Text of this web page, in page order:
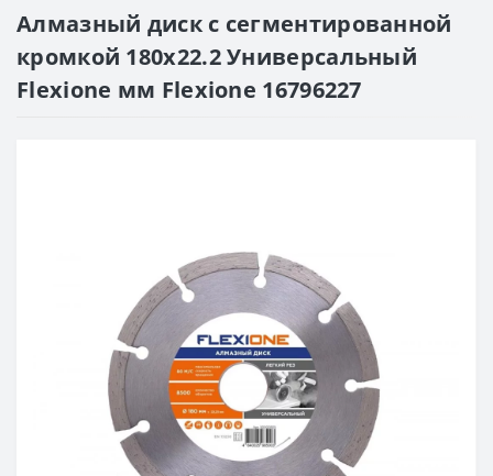
Алмазный диск с сегментированной
кромкой 180х22.2 Универсальный
Flexione мм Flexione 16796227